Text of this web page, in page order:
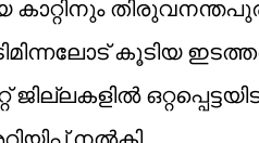
കൂടിയ
ജില്ലകളിൽ